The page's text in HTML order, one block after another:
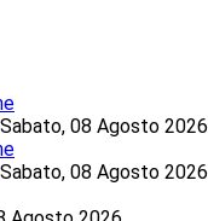
Sabato, 08 Agosto 2026
Sabato, 08 Agosto 2026